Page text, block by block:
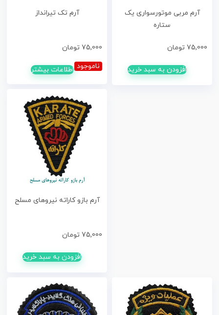
آرم مربی موتورسواری یک
ستاره
75,000 تومان
افزودن به سبد خرید
آرم تک تیرانداز
75,000 تومان
ناموجود اطلاعات بیشتر
آرم بازو کاراته نیروهای مسلح
75,000 تومان
افزودن به سبد خرید